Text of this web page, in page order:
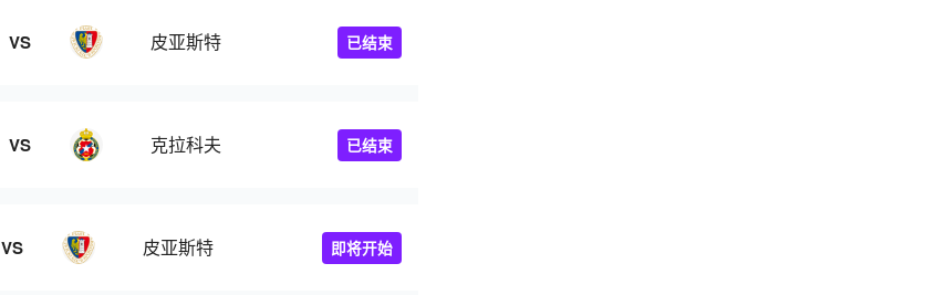
VS 皮亚斯特 已结束
VS 克拉科夫 已结束
VS 皮亚斯特 即将开始